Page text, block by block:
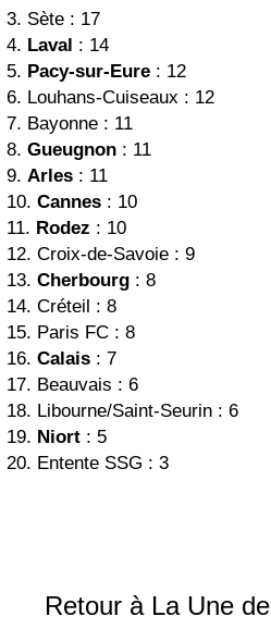
3. Sète : 17
4. Laval : 14
5. Pacy-sur-Eure : 12
6. Louhans-Cuiseaux : 12
7. Bayonne : 11
8. Gueugnon : 11
9. Arles : 11
10. Cannes : 10
11. Rodez : 10
12. Croix-de-Savoie : 9
13. Cherbourg : 8
14. Créteil : 8
15. Paris FC : 8
16. Calais : 7
17. Beauvais : 6
18. Libourne/Saint-Seurin : 6
19. Niort : 5
20. Entente SSG : 3
Retour à La Une de